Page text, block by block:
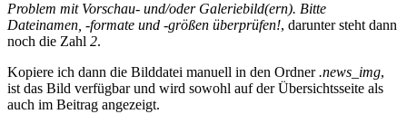
Problem mit Vorschau- und/oder Galeriebild(ern). Bitte
Dateinamen, -formate und -größen überprüfen!, darunter steht dann
noch die Zahl 2.
Kopiere ich dann die Bilddatei manuell in den Ordner.news_img,
ist das Bild verfügbar und wird sowohl auf der Übersichtsseite als
auch im Beitrag angezeigt.